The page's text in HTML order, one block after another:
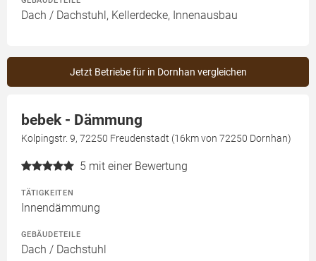
Dach / Dachstuhl, Kellerdecke, Innenausbau
Jetzt Betriebe für in Dornhan vergleichen
bebek - Dämmung
Kolpingstr. 9, 72250 Freudenstadt (16km von 72250 Dornhan)
5 mit einer Bewertung
TÄTIGKEITEN
Innendämmung
GEBÄUDETEILE
Dach / Dachstuhl